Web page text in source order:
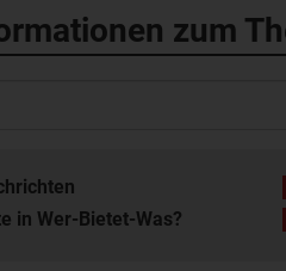
zum
in Wer-Bietet-Was?